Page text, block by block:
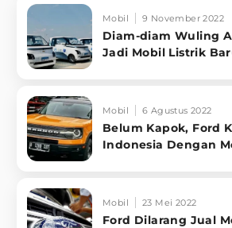
Mobil 9 November 2022
Diam-diam Wuling
Jadi Mobil Listrik
Mobil 6 Agustus 2022
Belum Kapok, Ford
Indonesia Dengan
Mobil 23 Mei 2022
Ford Dilarang Jual